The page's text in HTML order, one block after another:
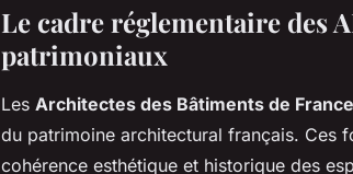
Le cadre réglementaire des
patrimoniaux
Les Architectes des Bâtiments de France
du patrimoine architectural français. Ces
cohérence esthétique et historique des